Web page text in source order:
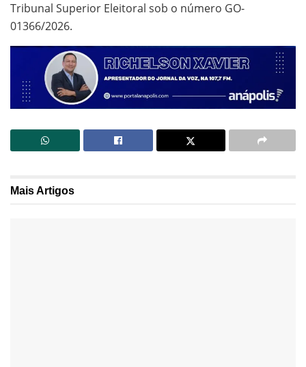
Tribunal Superior Eleitoral sob o número GO-
01366/2026.
MaisArtigos